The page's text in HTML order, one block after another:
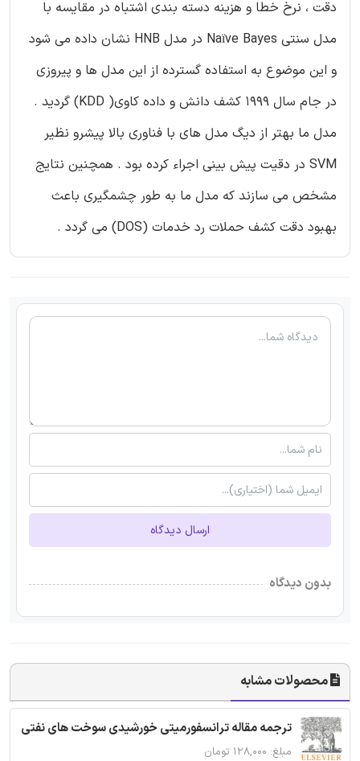
دقت ، نرخ خطا و هزینه دسته بندی اشتباه در مقایسه با
مدل سنتی Naïve Bayes در مدل HNB نشان داده می شود
و این موضوع به استفاده گسترده از این مدل ها و پیروزی
در جام سال 1999 کشف دانش و داده کاوی( KDD) گردید .
مدل ما بهتر از دیگ مدل های با فناوری بالا پیشرو نظیر
SVM در دقیت پیش بینی اجراء کرده بود . همچنین نتایج
مشخص می سازند که مدل ما به طور چشمگیری باعث
بهبود دقت کشف حملات رد خدمات (DOS) می گردد .
ارسال دیدگاه
بدون دیدگاه
محصولات مشابه
ترجمه مقاله ترانسفورمیتی خورشیدی سوخت های نفتی
مبلغ: ۱۲۸,۰۰۰ تومان